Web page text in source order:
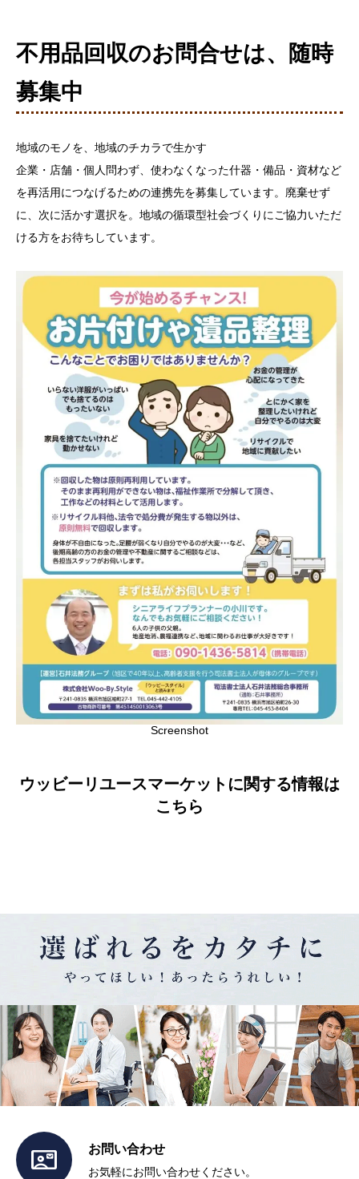
不用品回収のお問合せは、随時
募集中
地域のモノを、地域のチカラで生かす
企業・店舗・個人問わず、使わなくなった什器・備品・資材など
を再活用につなげるための連携先を募集しています。廃棄せず
に、次に活かす選択を。地域の循環型社会づくりにご協力いただ
ける方をお待ちしています。
Screenshot
ウッビーリユースマーケットに関する情報は
こちら
 お問い合わせ
お気軽にお問い合わせください。